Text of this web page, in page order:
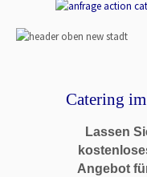
Catering
Lassen
Angebot